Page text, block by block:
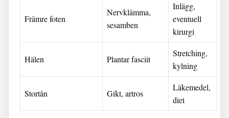
Främre foten
Nervklämma,
sesamben
Inlägg,
eventuell
kirurgi
Hälen Plantar fasciit
Stretching,
kylning
Stortån Gikt, artros
Läkemedel,
diet